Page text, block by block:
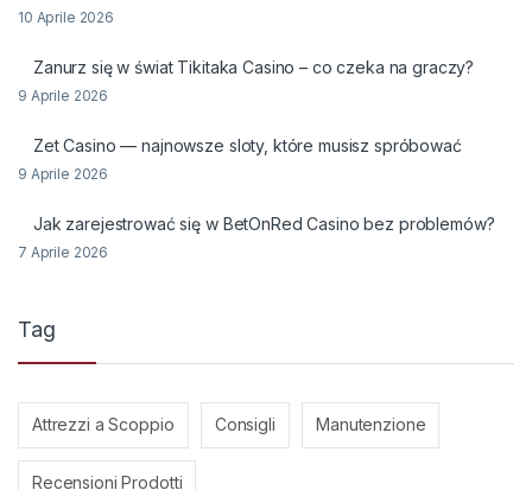
10 Aprile 2026
Zanurz się w świat Tikitaka Casino – co czeka na graczy?
9 Aprile 2026
Zet Casino — najnowsze sloty, które musisz spróbować
9 Aprile 2026
Jak zarejestrować się w BetOnRed Casino bez problemów?
7 Aprile 2026
Tag
Attrezzi a Scoppio Consigli Manutenzione
Recensioni Prodotti